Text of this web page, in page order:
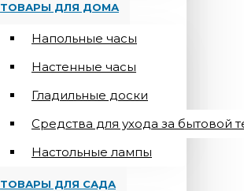
ТОВАРЫ ДЛЯ ДОМА
Напольные часы
Настенные часы
Гладильные доски
Средства для ухода за бытовой
Настольные лампы
ТОВАРЫ ДЛЯ САДА